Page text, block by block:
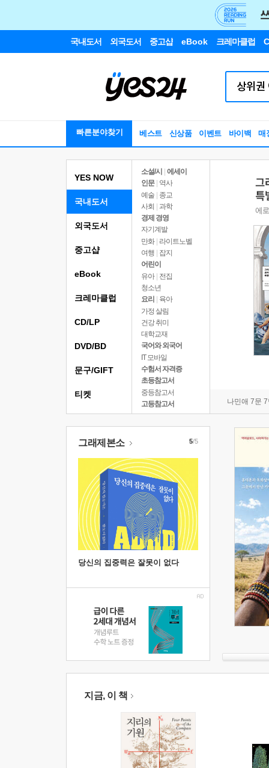
국내도서 외국도서 중고샵 eBook 크레마클럽
빠른분야찾기 베스트 신상품 이벤트 바이백 매
YES NOW
국내도서
소설/시
에세이
인문
역사
예술 | 종교
사회 | 과학
경제 경영
자기계발
만화 | 라이트노벨
여행
잡지
어린이
유아 | 전집
청소년
요리
육아
가정 살림
건강 취미
대학교재
국어와 외국어
IT 모바일
수험서 자격증
초등참고서
중등참고서
고등참고서
나민애 7문
외국도서
중고샵
eBook
크레마클럽
CD/LP
DVD/BD
문구/GIFT
티켓
그래제본소
당신의 집중력은 잘못이 없다
5/5
지금, 이 책